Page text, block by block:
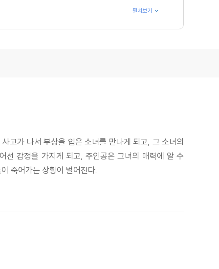
펼쳐보기
고가 나서 부상을 입은 소녀를 만나게 되고, 그 소녀의
선 감정을 가지게 되고, 주인공은 그녀의 매력에 알 수
죽어가는 상황이 벌어진다.